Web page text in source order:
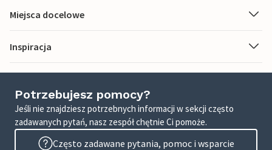
Miejsca docelowe
Inspiracja
Potrzebujesz pomocy?
Jeśli nie znajdziesz potrzebnych informacji w sekcji często
zadawanych pytań, nasz zespół chętnie Ci pomoże.
Często zadawane pytania, pomoc i wsparcie